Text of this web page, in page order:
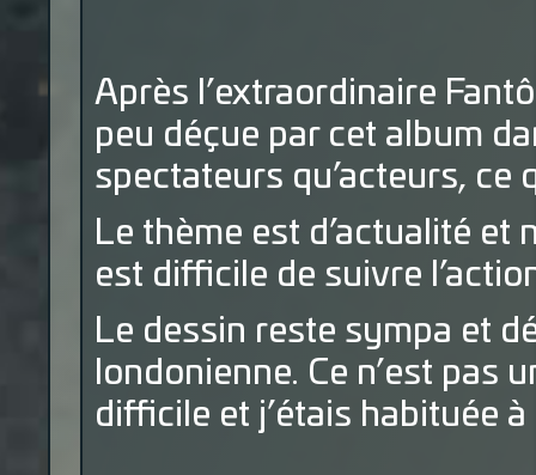
Après l’extraordinaire
peu déçue par cet album
spectateurs qu’acteurs, ce
Le thème est d’actualité et
est difficile de suivre
Le dessin reste sympa et
londonienne. Ce n’est pas
difficile et j’étais habituée